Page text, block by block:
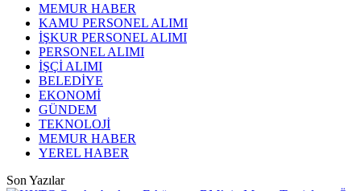
MEMUR HABER
KAMU PERSONEL ALIMI
İŞKUR PERSONEL ALIMI
PERSONEL ALIMI
İŞÇİ ALIMI
BELEDİYE
EKONOMİ
GÜNDEM
TEKNOLOJİ
MEMUR HABER
YEREL HABER
Son Yazılar